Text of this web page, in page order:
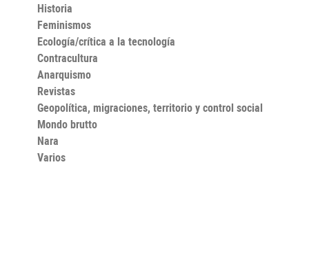
Historia
Feminismos
Ecología/crítica a la tecnología
Contracultura
Anarquismo
Revistas
Geopolítica, migraciones, territorio y control social
Mondo brutto
Nara
Varios